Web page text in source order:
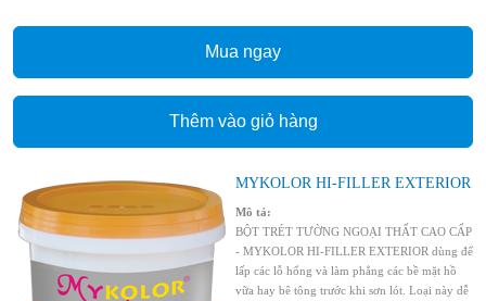
Mua ngay
Thêm vào giỏ hàng
MYKOLOR HI-FILLER EXTERIOR
Mô tả:
BỘT TRÉT TƯỜNG NGOẠI THẤT CAO CẤP
- MYKOLOR HI-FILLER EXTERIOR dùng để
lấp các lỗ hổng và làm phẳng các bề mặt hồ
vữa hay bê tông trước khi sơn lót. Loại này dễ